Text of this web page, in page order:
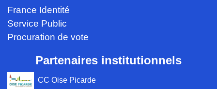
France Identité
Service Public
Procuration de vote
Partenaires institutionnels
CC Oise Picarde